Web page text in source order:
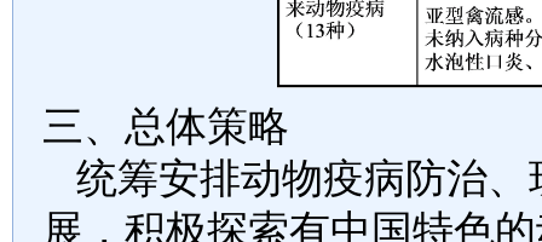
三、总体策略
统筹安排动物疫病防治
展，积极探索有中国特色